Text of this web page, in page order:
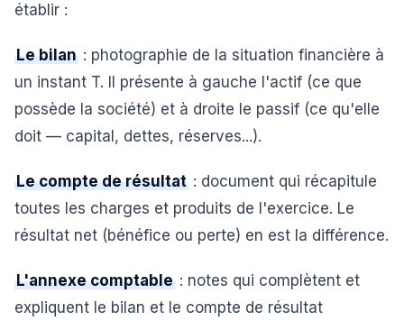
établir :
Le bilan : photographie de la situation financière à
un instant T. Il présente à gauche l'actif (ce que
possède la société) et à droite le passif (ce qu'elle
doit — capital, dettes, réserves...).
Le compte de résultat : document qui récapitule
toutes les charges et produits de l'exercice. Le
résultat net (bénéfice ou perte) en est la différence.
L'annexe comptable : notes qui complètent et
expliquent le bilan et le compte de résultat